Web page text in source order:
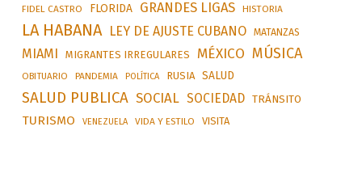
FIDEL CASTRO FLORIDA GRANDES LIGAS HISTORIA
LA HABANA LEY DE AJUSTE CUBANO MATANZAS
MIAMI MIGRANTES IRREGULARES MÉXICO MÚSICA
OBITUARIO PANDEMIA POLÍTICA RUSIA SALUD
SALUD PUBLICA SOCIAL SOCIEDAD TRÁNSITO
TURISMO VENEZUELA VIDA Y ESTILO VISITA